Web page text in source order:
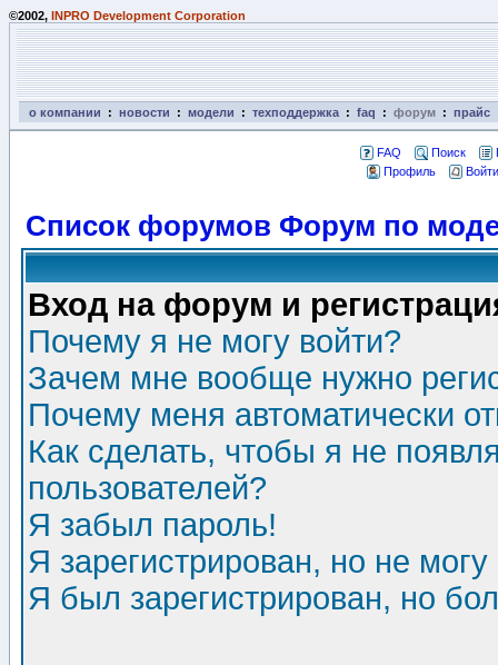
©2002, INPRO Development Corporation
о компании : новости : модели : техподдержка : faq : форум : прайс
FAQ Поиск
Профиль
Список форумов Форум по
Вход на форум и
Почему я не могу войти?
Зачем мне вообще нужно
Почему меня автоматически
Как сделать, чтобы я не
пользователей?
Я забыл пароль!
Я зарегистрирован, но не могу
Я был зарегистрирован, но